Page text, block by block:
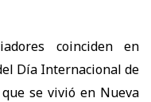
coinciden en
Día Internacional de
se vivió en Nueva